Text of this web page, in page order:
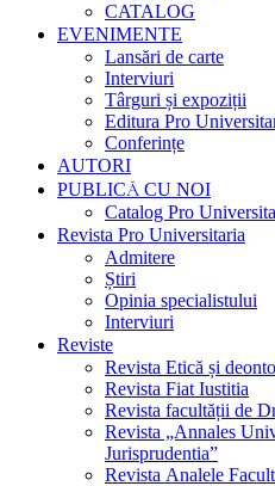
CATALOG
EVENIMENTE
Lansări de carte
Interviuri
Târguri și expoziții
Editura Pro
Conferințe
AUTORI
PUBLICĂ CU NOI
Catalog Pro
Revista Pro Universitaria
Admitere
Știri
Opinia specialistului
Interviuri
Reviste
Revista Etică și
Revista Fiat Iustitia
Revista facultății de
Revista „Annales
Jurisprudentia”
Revista Analele